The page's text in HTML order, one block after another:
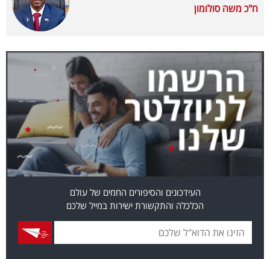
ניוזלטרים
מייל
אדום
אחרינו:
ח"כ משה סולומון
העידכונים והסיפורים החמים של עולם
הכלכלה והתקשורת ישירות במייל שלכם